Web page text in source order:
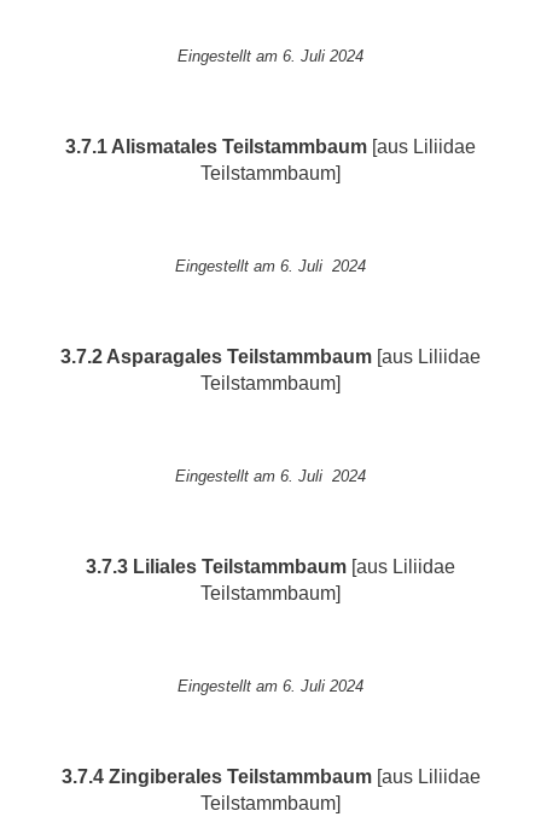
Eingestellt am 6. Juli 2024
3.7.1 Alismatales Teilstammbaum [aus Liliidae
Teilstammbaum]
Eingestellt am 6. Juli 2024
3.7.2 Asparagales Teilstammbaum [aus Liliidae
Teilstammbaum]
Eingestellt am 6. Juli 2024
3.7.3 Liliales Teilstammbaum [aus Liliidae
Teilstammbaum]
Eingestellt am 6. Juli 2024
3.7.4 Zingiberales Teilstammbaum[aus Liliidae
Teilstammbaum]